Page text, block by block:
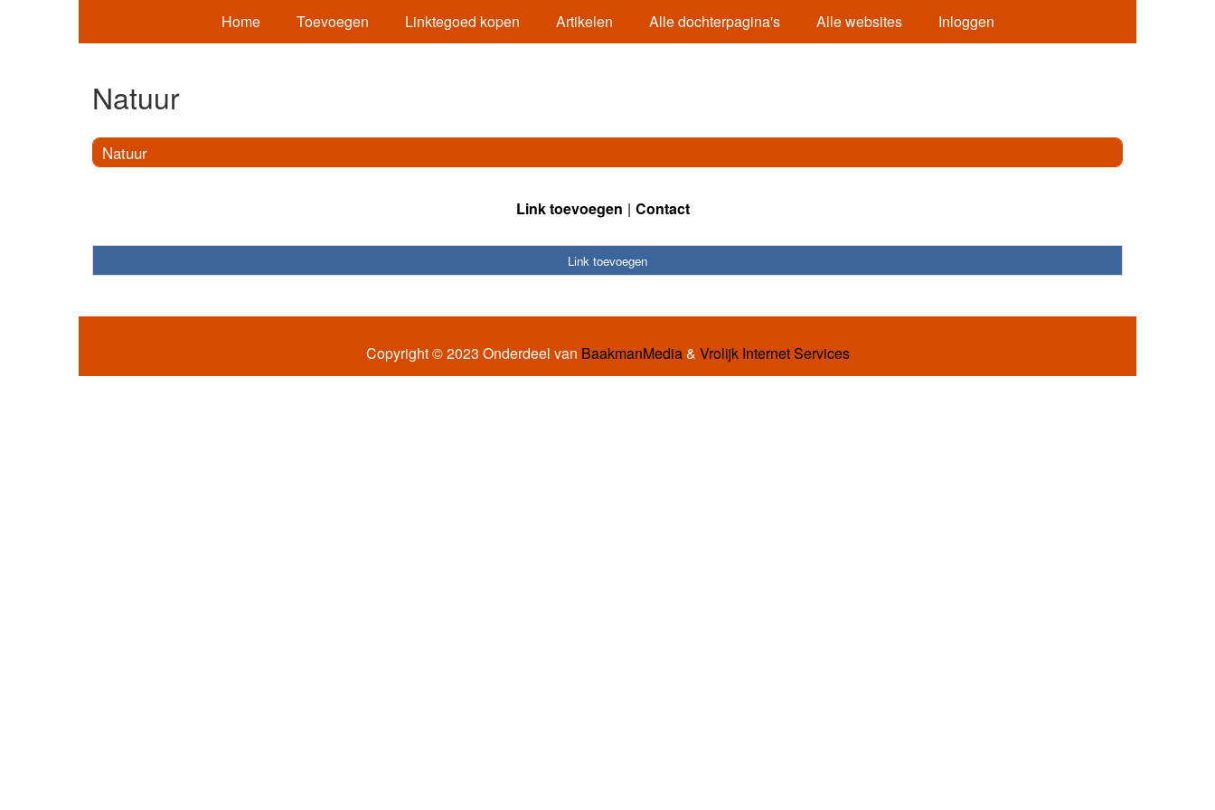
Home Toevoegen Linktegoed kopen Artikelen Alle dochterpagina's Alle websites Inloggen
Natuur
Natuur
Link toevoegen Contact
Link toevoegen
Copyright © 2023 Onderdeel van BaakmanMedia& Vrolijk Internet Services